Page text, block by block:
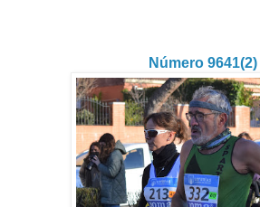
Número 9641(2)